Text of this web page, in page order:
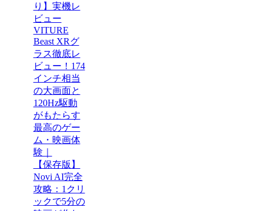
り】実機レ
ビュー
VITURE
Beast XRグ
ラス徹底レ
ビュー！174
インチ相当
の大画面と
120Hz駆動
がもたらす
最高のゲー
ム・映画体
験｜
【保存版】
Novi AI完全
攻略：1クリ
ックで5分の